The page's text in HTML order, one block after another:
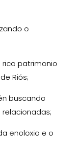
o
rico patrimonio
Riós;
buscando
enoloxia e o